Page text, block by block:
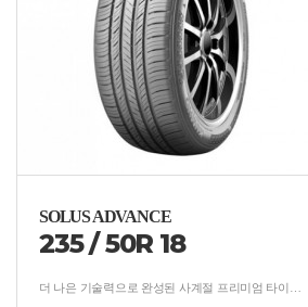
SOLUS ADVANCE
235/50R 18